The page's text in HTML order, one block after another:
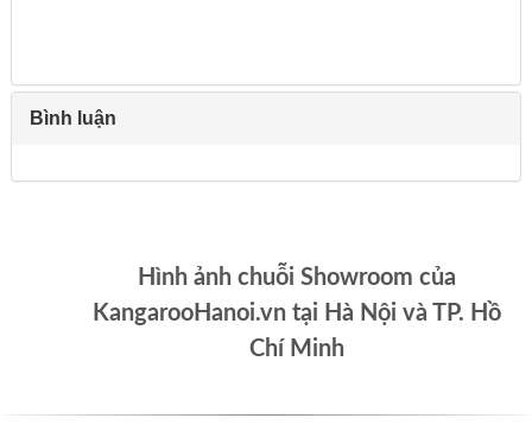
Bình luận
Hình ảnh chuỗi Showroom của
KangarooHanoi.vn tại Hà Nội và TP. Hồ
Chí Minh